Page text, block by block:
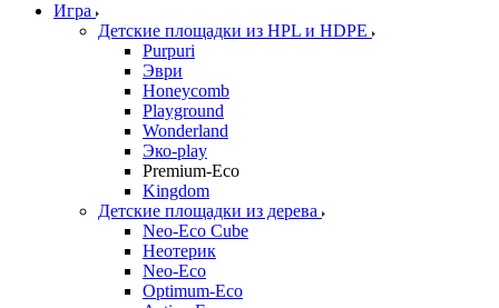
Игра
Детские площадки из HPL и HDPE
Purpuri
Эври
Honeycomb
Playground
Wonderland
Эко-play
Premium-Eco
Kingdom
Детские площадки из дерева
Neo-Eco Cube
Неотерик
Neo-Eco
Оptimum-Еco